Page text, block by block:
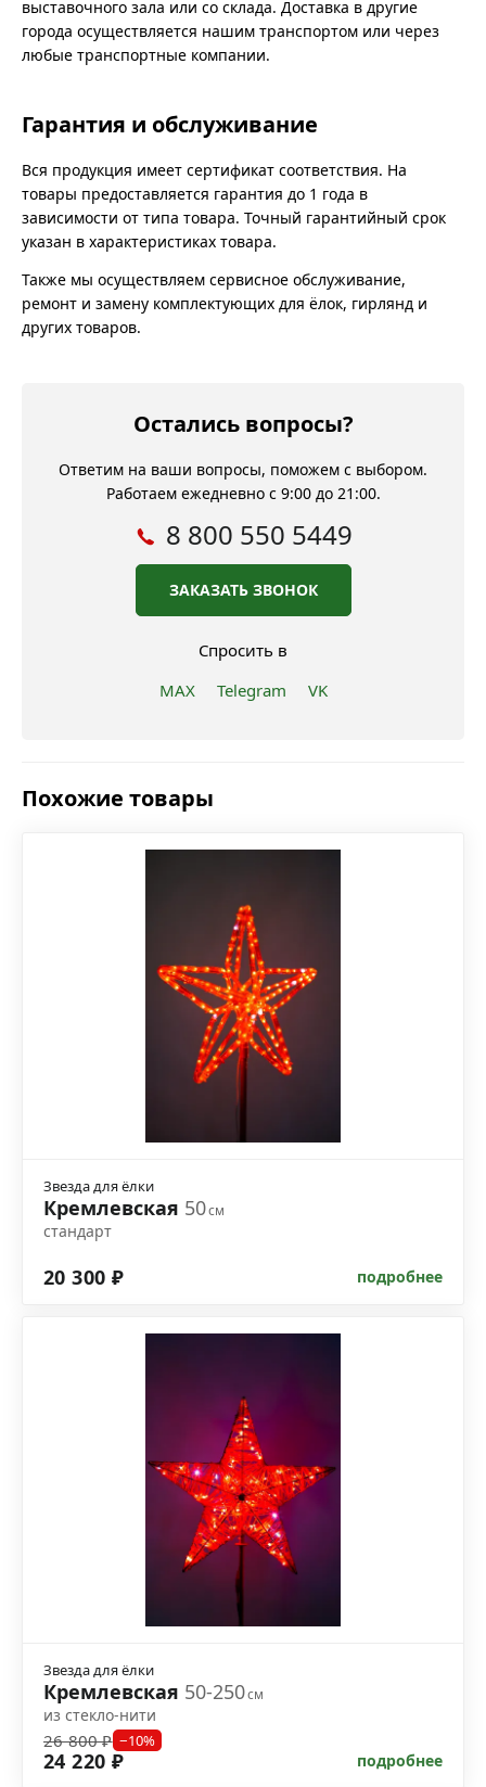
выставочного зала или со склада. Доставка в другие
города осуществляется нашим транспортом или через
любые транспортные компании.
Гарантия и обслуживание
Вся продукция имеет сертификат соответствия. На
товары предоставляется гарантия до 1 года в
зависимости от типа товара. Точный гарантийный срок
указан в характеристиках товара.
Также мы осуществляем сервисное обслуживание,
ремонт и замену комплектующих для ёлок, гирлянд и
других товаров.
Остались вопросы?
Ответим на ваши вопросы, поможем с выбором.
Работаем ежедневно с 9:00 до 21:00.
8 800 550 5449
ЗАКАЗАТЬ ЗВОНОК
Спросить в
MAX
Telegram VK
Похожие товары
Звезда для ёлки
Кремлевская 50см
стандарт
20 300 ₽ подробнее
Звезда для ёлки
Кремлевская 50-250см
из стекло-нити
26 800 ₽ −10%
24 220 ₽ подробнее